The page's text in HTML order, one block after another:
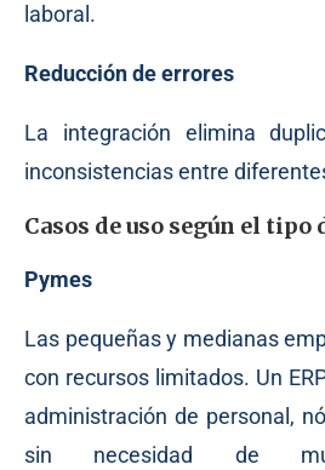
laboral.
Reducción de errores
La integración elimina
inconsistencias entre
Casos de uso según el tipo
Pymes
Las pequeñas y medianas
con recursos limitados. Un
administración de personal,
sin necesidad de